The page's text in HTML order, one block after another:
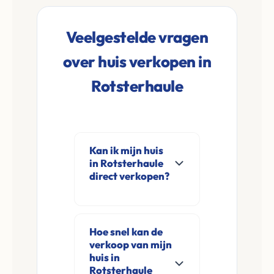
Veelgestelde vragen
over huis verkopen in
Rotsterhaule
Kan ik mijn huis
in Rotsterhaule
direct verkopen?
direct aan in
Rotsterhaule en
omgeving. U
Hoe snel kan de
verkoop van mijn
huis in
Rotsterhaule